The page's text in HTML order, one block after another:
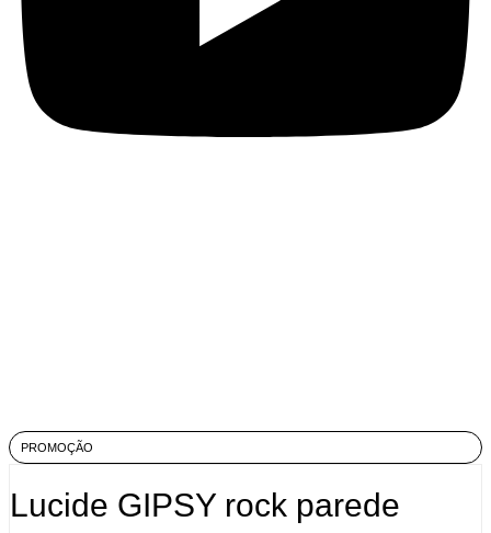
PROMOÇÃO
Lucide GIPSY rock parede